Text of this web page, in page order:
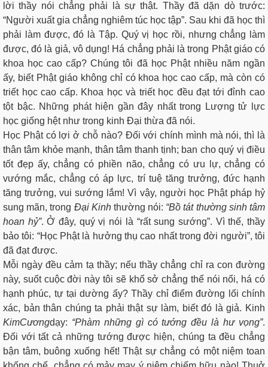
lời thầy nói chẳng phải là sự thật. Thầy đã dặn dò trước:
“Người xuất gia chẳng nghiêm túc học tập”. Sau khi đã học thì
phải làm được, đó là Tập. Quý vị học rồi, nhưng chẳng làm
được, đó là giả, vô dụng! Há chẳng phải là trong Phật giáo có
khoa học cao cấp? Chúng tôi đã học Phật nhiều năm ngần
ấy, biết Phật giáo không chỉ có khoa học cao cấp, mà còn có
triết học cao cấp. Khoa học và triết học đều đạt tới đỉnh cao
tột bậc. Những phát hiện gần đây nhất trong Lượng tử lực
học giống hệt như trong kinh Đại thừa đã nói.
Học Phật có lợi ở chỗ nào? Đối với chính mình mà nói, thì là
thân tâm khỏe mạnh, thân tâm thanh tịnh; ban cho quý vị điều
tốt đẹp ấy, chẳng có phiền não, chẳng có ưu lự, chẳng có
vướng mắc, chẳng có áp lực, trí tuệ tăng trưởng, đức hạnh
tăng trưởng, vui sướng lắm! Vì vậy, người học Phật pháp hỷ
sung mãn, trong Đại Kinh thường nói: “Bồ tát thường sinh tâm
hoan hỷ”. Ở đây, quý vị nói là “rất sung sướng”. Vì thế, thầy
bảo tôi: “Học Phật là hưởng thụ cao nhất trong đời người”, tôi
đã đạt được.
Mỗi ngày đều cảm tạ thầy; nếu thầy chẳng chỉ ra con đường
này, suốt cuộc đời này tôi sẽ khổ sở chẳng thể nói nổi, há có
hạnh phúc, tự tại dường ấy? Thầy chỉ điểm đường lối chính
xác, bản thân chúng ta phải thật sự làm, biết đó là giả. Kinh
KimCươngdạy: “Phàm những gì có tướng đều là hư vọng”.
Đối với tất cả những tướng được hiện, chúng ta đều chẳng
bận tâm, buông xuống hết! Thật sự chẳng có một niệm toan